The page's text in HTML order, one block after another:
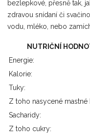
bezlepkové, přesně tak,
zdravou snídaní či
vodu, mléko, nebo
NUTRIČNÍ
Energie:
Kalorie:
Tuky:
Z toho nasycené mastné
Sacharidy:
Z toho cukry: